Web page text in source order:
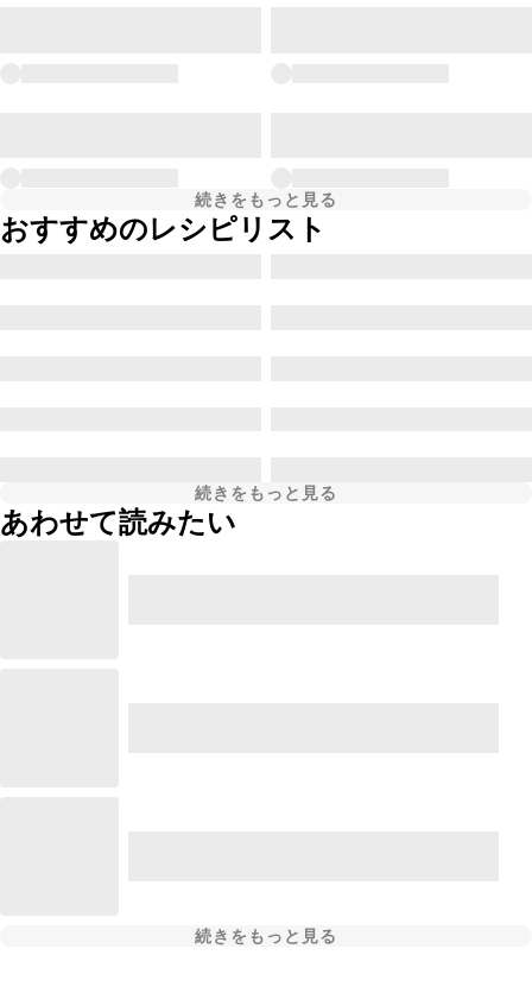
続きをもっと見る
おすすめのレシピリスト
続きをもっと見る
あわせて読みたい
続きをもっと見る